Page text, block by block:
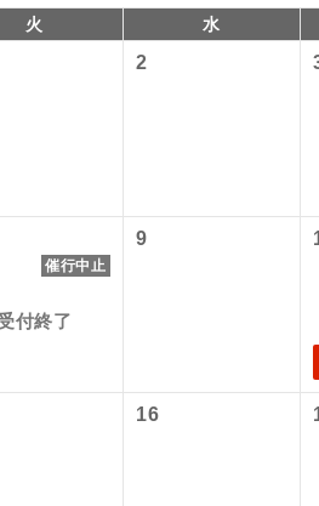
火 水
2
催行中止
付終了
9
16
往路出発空港（駅）から復
現地到着空港（駅）から最
バスガイドが乗務し、車内